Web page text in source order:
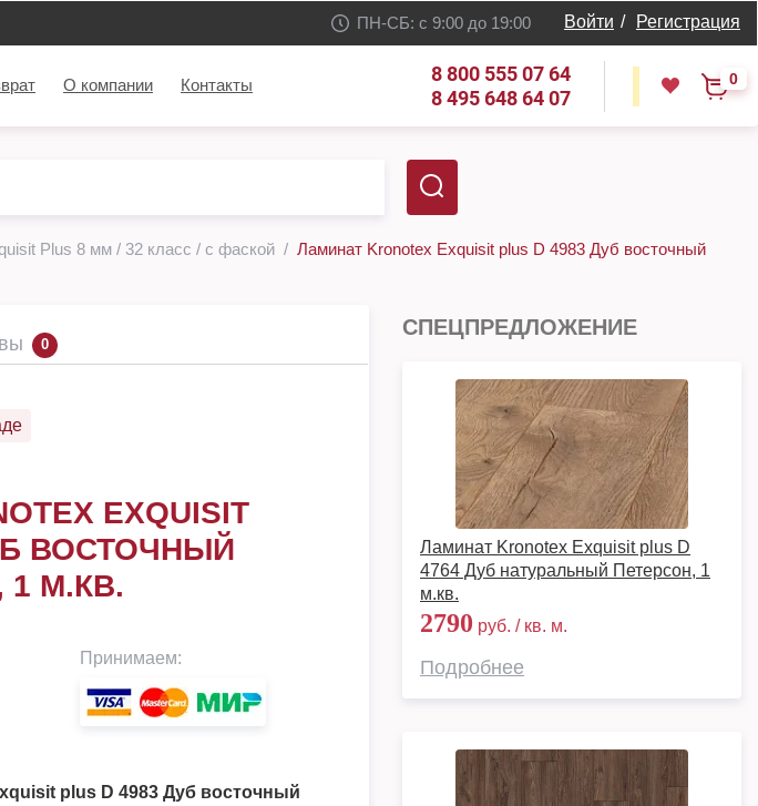
ПН-СБ: с 9:00 до 19:00 Войти / Регистрация
О компании Контакты
8 800 555 07 64
8 495 648 64 07
0
Plus 8 мм / 32 класс / с фаской
Ламинат Kronotex Exquisit plus D 4983 Дуб восточный
0
EXQUISIT
ВОСТОЧНЫЙ
М.КВ.
Принимаем:
plus D 4983 Дуб восточный
СПЕЦПРЕДЛОЖЕНИЕ
Ламинат Kronotex Exquisit plus D
4764 Дуб натуральный Петерсон, 1
м.кв.
2790 руб. / кв. м.
Подробнее